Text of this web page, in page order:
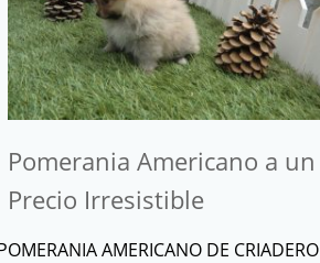
Pomerania Americano a un
Precio Irresistible
AMERICANO DE CRIADERO